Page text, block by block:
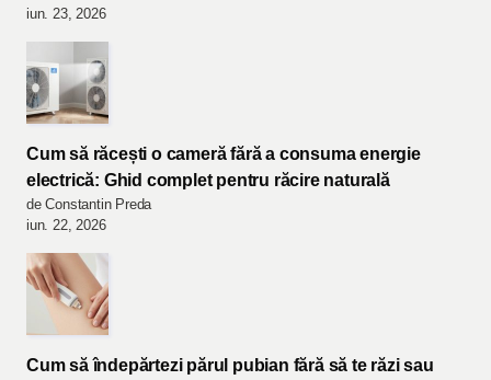
iun. 23, 2026
Cum să răcești o cameră fără a consuma energie
electrică: Ghid complet pentru răcire naturală
de Constantin Preda
iun. 22, 2026
Cum să îndepărtezi părul pubian fără să te răzi sau